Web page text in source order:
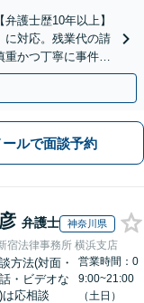
護士歴10年以上】
に対応。残業代の請
重かつ丁寧に事件解
ールで面談予約
弁護士 神奈川県
宿法律事務所 横浜支店
方法(対面・
・ビデオな
は応相談
営業時間：0
9:00~21:00
（土日）